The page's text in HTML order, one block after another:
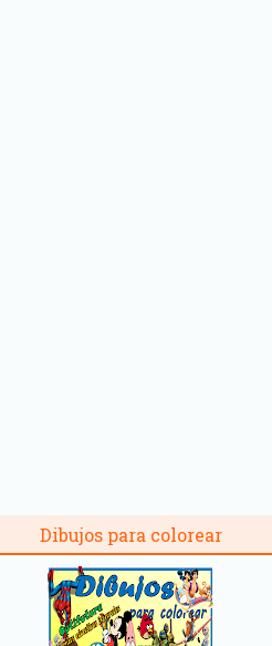
Dibujos para colorear